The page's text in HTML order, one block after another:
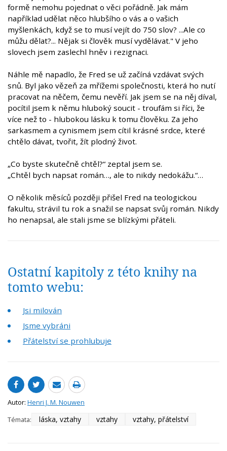
formě nemohu pojednat o věci pořádně. Jak mám
například udělat něco hlubšího o vás a o vašich
myšlenkách, když se to musí vejít do 750 slov? ...Ale co
můžu dělat?... Nějak si člověk musí vydělávat." V jeho
slovech jsem zaslechl hněv i rezignaci.
Náhle mě napadlo, že Fred se už začíná vzdávat svých
snů. Byl jako vězeň za mřížemi společnosti, která ho nutí
pracovat na něčem, čemu nevěří. Jak jsem se na něj díval,
pocítil jsem k němu hluboký soucit - troufám si říci, že
více než to - hlubokou lásku k tomu člověku. Za jeho
sarkasmem a cynismem jsem cítil krásné srdce, které
chtělo dávat, tvořit, žít plodný život.
„Co byste skutečně chtěl?“ zeptal jsem se.
„Chtěl bych napsat román…, ale to nikdy nedokážu.“…
O několik měsíců později přišel Fred na teologickou
fakultu, strávil tu rok a snažil se napsat svůj román. Nikdy
ho nenapsal, ale stali jsme se blízkými přáteli.
Ostatní kapitoly z této knihy na
tomto webu:
Jsi milován
Jsme vybráni
Přátelství se prohlubuje
Autor: Henri J. M. Nouwen
Témata:
láska, vztahy vztahy vztahy, přátelství